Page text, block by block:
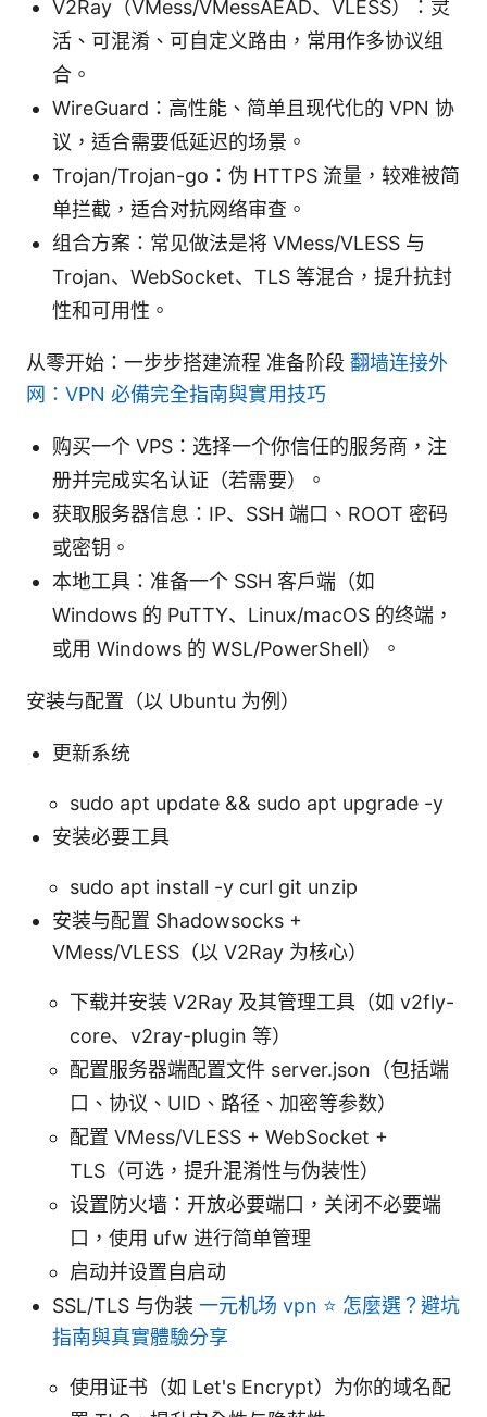
V2Ray（VMess/VMessAEAD、VLESS）：灵
活、可混淆、可自定义路由，常用作多协议组
合。
WireGuard：高性能、简单且现代化的 VPN 协
议，适合需要低延迟的场景。
Trojan/Trojan-go：伪 HTTPS 流量，较难被简
单拦截，适合对抗网络审查。
组合方案：常见做法是将 VMess/VLESS 与
Trojan、WebSocket、TLS 等混合，提升抗封
性和可用性。
从零开始：一步步搭建流程 准备阶段 翻墙连接外
网：VPN 必備完全指南與實用技巧
购买一个 VPS：选择一个你信任的服务商，注
册并完成实名认证（若需要）。
获取服务器信息：IP、SSH 端口、ROOT 密码
或密钥。
本地工具：准备一个 SSH 客户端（如
Windows 的 PuTTY、Linux/macOS 的终端，
或用 Windows 的 WSL/PowerShell）。
安装与配置（以 Ubuntu 为例）
更新系统
sudo apt update && sudo apt upgrade -y
安装必要工具
sudo apt install -y curl git unzip
安装与配置 Shadowsocks +
VMess/VLESS（以 V2Ray 为核心）
下载并安装 V2Ray 及其管理工具（如 v2fly-
core、v2ray-plugin 等）
配置服务器端配置文件 server.json（包括端
口、协议、UID、路径、加密等参数）
配置 VMess/VLESS + WebSocket +
TLS（可选，提升混淆性与伪装性）
设置防火墙：开放必要端口，关闭不必要端
口，使用 ufw 进行简单管理
启动并设置自启动
SSL/TLS 与伪装 一元机场 vpn ⭐ 怎麼選？避坑
指南與真實體驗分享
使用证书（如 Let's Encrypt）为你的域名配